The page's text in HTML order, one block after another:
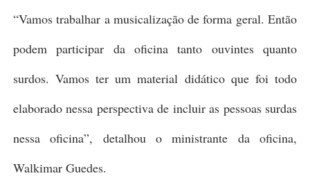
“Vamos trabalhar a musicalização de forma geral. Então
podem participar da oficina tanto ouvintes quanto
surdos. Vamos ter um material didático que foi todo
elaborado nessa perspectiva de incluir as pessoas surdas
nessa oficina”, detalhou o ministrante da oficina,
Walkimar Guedes.